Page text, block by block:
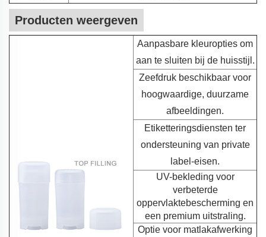
Producten weergeven
Aanpasbare kleuropties om
aan te sluiten bij de huisstijl.
Zeefdruk beschikbaar voor
hoogwaardige, duurzame
afbeeldingen.
Etiketteringsdiensten ter
ondersteuning van private
label-eisen.
UV-bekleding voor
verbeterde
oppervlaktebescherming en
een premium uitstraling.
Optie voor matlakafwerking